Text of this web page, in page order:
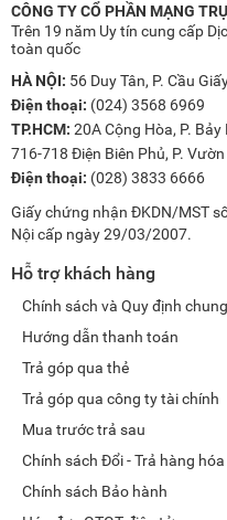
CÔNG TY CỔ PHẦN MẠNG
Trên 19 năm Uy tín cung cấp
toàn quốc
HÀ NỘI: 56 Duy Tân, P. Cầu
Điện thoại: (024) 3568 6969
TP.HCM: 20A Cộng Hòa, P. Bảy
716-718 Điện Biên Phủ, P.
Điện thoại: (028) 3833 6666
Giấy chứng nhận ĐKDN/MST
Nội cấp ngày 29/03/2007.
Hỗ trợ khách hàng
Chính sách và Quy định chung
Hướng dẫn thanh toán
Trả góp qua thẻ
Trả góp qua công ty tài chính
Mua trước trả sau
Chính sách Đổi - Trả hàng hóa
Chính sách Bảo hành